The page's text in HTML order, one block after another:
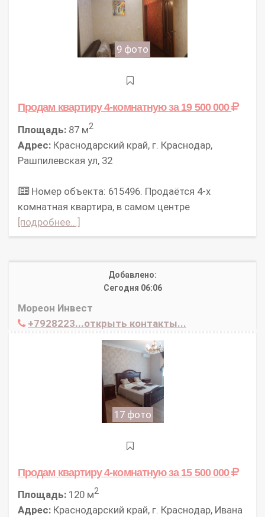
9 фото
Продам квартиру 4-комнатнуюза 19 500 000
Площадь: 87 м2
Адрес: Краснодарский край, г. Краснодар,
Рашпилевская ул, 32
Номер объекта: 615496. Продаётся 4-х
комнатная квартира, в самом центре
[подробнее...]
Добавлено:
Сегодня 06:06
Мореон Инвест
+7928223...открыть контакты...
17 фото
Продам квартиру 4-комнатнуюза 15 500 000
Площадь: 120 м2
Адрес: Краснодарский край, г. Краснодар, Ивана